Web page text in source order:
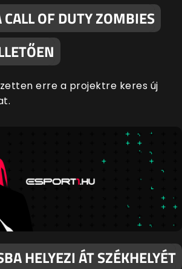
OF DUTY ZOMBIES
erre a projektre keres új
HELYEZI ÁT SZÉKHELYÉT